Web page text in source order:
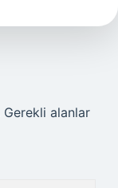
Gerekli alanlar